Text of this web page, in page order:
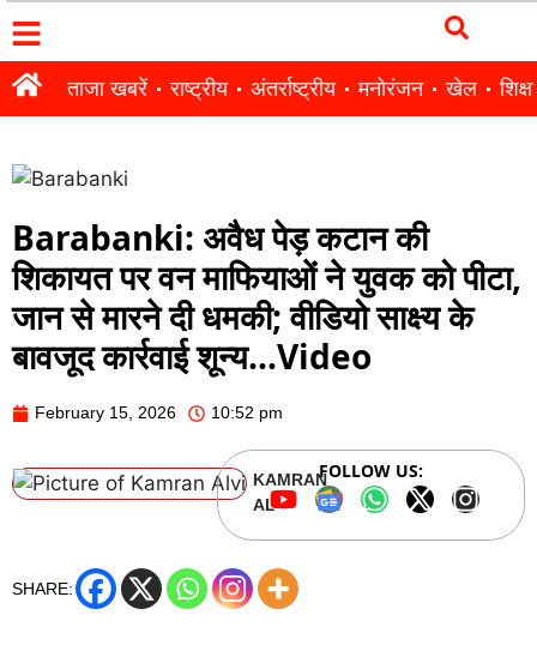
ताजा खबरें राष्ट्रीय अंतर्राष्ट्रीय मनोरंजन खेल शिक्षा
Barabanki: अवैध पेड़ कटान की
शिकायत पर वन माफियाओं ने युवक को पीटा,
जान से मारने दी धमकी; वीडियो साक्ष्य के
बावजूद कार्रवाई शून्य…Video
February 15, 2026 10:52 pm
KAMRAN
ALVI
FOLLOW US:
SHARE: